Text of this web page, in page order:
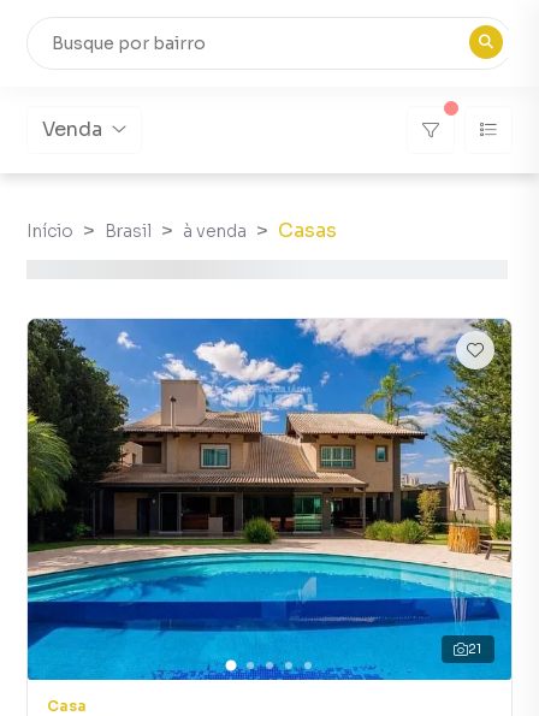
Venda
Início Brasil à venda Casas
21
Casa